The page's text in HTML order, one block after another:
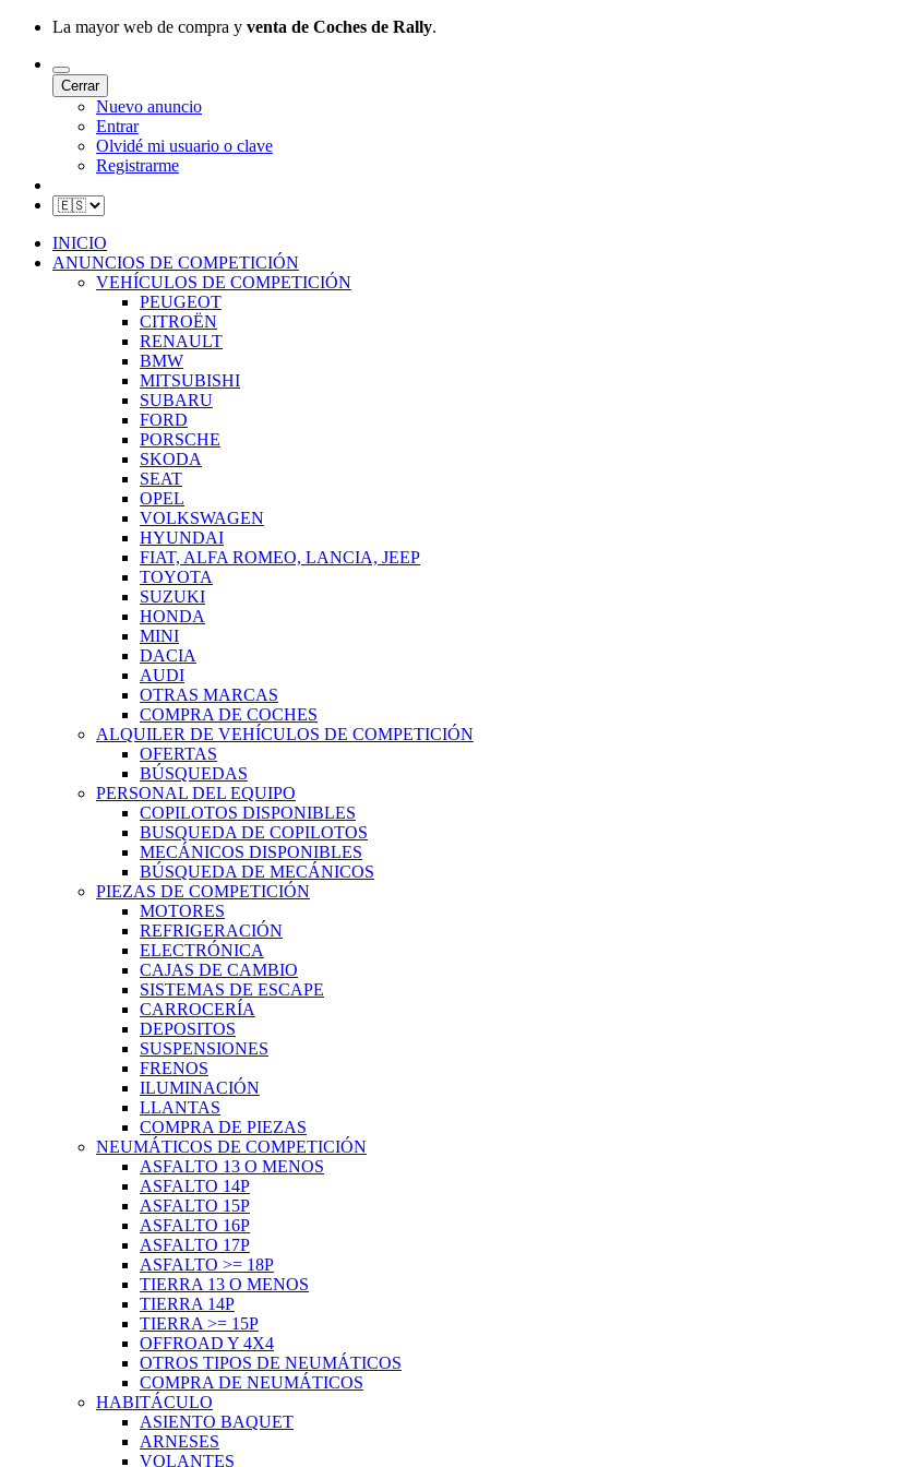
La mayor web de compra y venta de Coches de Rally.
Cerrar
Nuevo anuncio
Entrar
Olvidé mi usuario o clave
Registrarme
INICIO
ANUNCIOS DE COMPETICIÓN
VEHÍCULOS DE COMPETICIÓN
PEUGEOT
CITROËN
RENAULT
BMW
MITSUBISHI
SUBARU
FORD
PORSCHE
SKODA
SEAT
OPEL
VOLKSWAGEN
HYUNDAI
FIAT, ALFA ROMEO, LANCIA, JEEP
TOYOTA
SUZUKI
HONDA
MINI
DACIA
AUDI
OTRAS MARCAS
COMPRA DE COCHES
ALQUILER DE VEHÍCULOS DE COMPETICIÓN
OFERTAS
BÚSQUEDAS
PERSONAL DEL EQUIPO
COPILOTOS DISPONIBLES
BUSQUEDA DE COPILOTOS
MECÁNICOS DISPONIBLES
BÚSQUEDA DE MECÁNICOS
PIEZAS DE COMPETICIÓN
MOTORES
REFRIGERACIÓN
ELECTRÓNICA
CAJAS DE CAMBIO
SISTEMAS DE ESCAPE
CARROCERÍA
DEPOSITOS
SUSPENSIONES
FRENOS
ILUMINACIÓN
LLANTAS
COMPRA DE PIEZAS
NEUMÁTICOS DE COMPETICIÓN
ASFALTO 13 O MENOS
ASFALTO 14P
ASFALTO 15P
ASFALTO 16P
ASFALTO 17P
ASFALTO >= 18P
TIERRA 13 O MENOS
TIERRA 14P
TIERRA >= 15P
OFFROAD Y 4X4
OTROS TIPOS DE NEUMÁTICOS
COMPRA DE NEUMÁTICOS
HABITÁCULO
ASIENTO BAQUET
ARNESES
VOLANTES